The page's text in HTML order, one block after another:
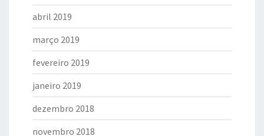
abril 2019
março 2019
fevereiro 2019
janeiro 2019
dezembro 2018
novembro 2018